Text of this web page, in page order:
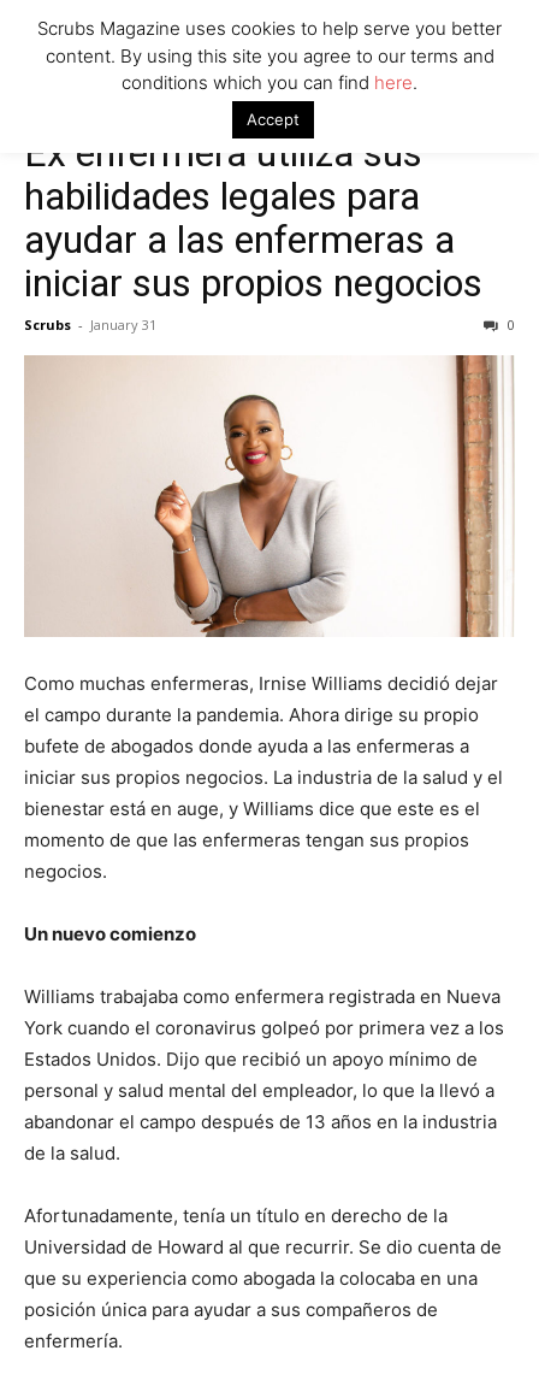
Ex enfermera utiliza sus
habilidades legales para
ayudar a las enfermeras a
iniciar sus propios negocios
Scrubs - January 31 0
Como muchas enfermeras, Irnise Williams decidió dejar
el campo durante la pandemia. Ahora dirige su propio
bufete de abogados donde ayuda a las enfermeras a
iniciar sus propios negocios. La industria de la salud y el
bienestar está en auge, y Williams dice que este es el
momento de que las enfermeras tengan sus propios
negocios.
Un nuevo comienzo
Williams trabajaba como enfermera registrada en Nueva
York cuando el coronavirus golpeó por primera vez a los
Estados Unidos. Dijo que recibió un apoyo mínimo de
personal y salud mental del empleador, lo que la llevó a
abandonar el campo después de 13 años en la industria
de la salud.
Afortunadamente, tenía un título en derecho de la
Universidad de Howard al que recurrir. Se dio cuenta de
que su experiencia como abogada la colocaba en una
posición única para ayudar a sus compañeros de
enfermería.
Scrubs Magazine uses cookies to help serve you better
content. By using this site you agree to our terms and
conditions which you can find here.
Accept